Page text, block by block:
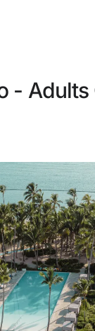
sessió
la teva contrasenya?
d'aquestes opcions
Entra amb Google
només amb el mail
- Adults